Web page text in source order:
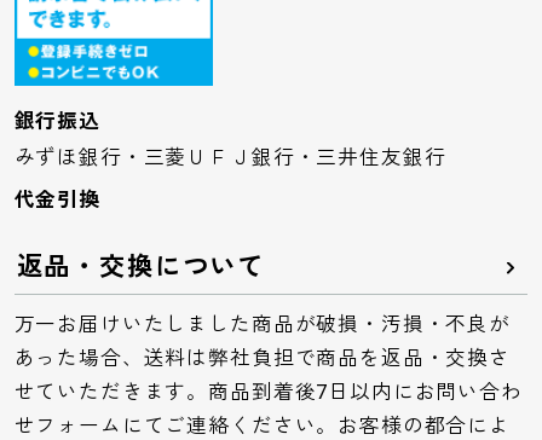
銀行振込
みずほ銀行・三菱ＵＦＪ銀行・三井住友銀行
代金引換
返品・交換について
万一お届けいたしました商品が破損・汚損・不良が
あった場合、送料は弊社負担で商品を返品・交換さ
せていただきます。商品到着後7日以内にお問い合わ
せフォームにてご連絡ください。お客様の都合によ